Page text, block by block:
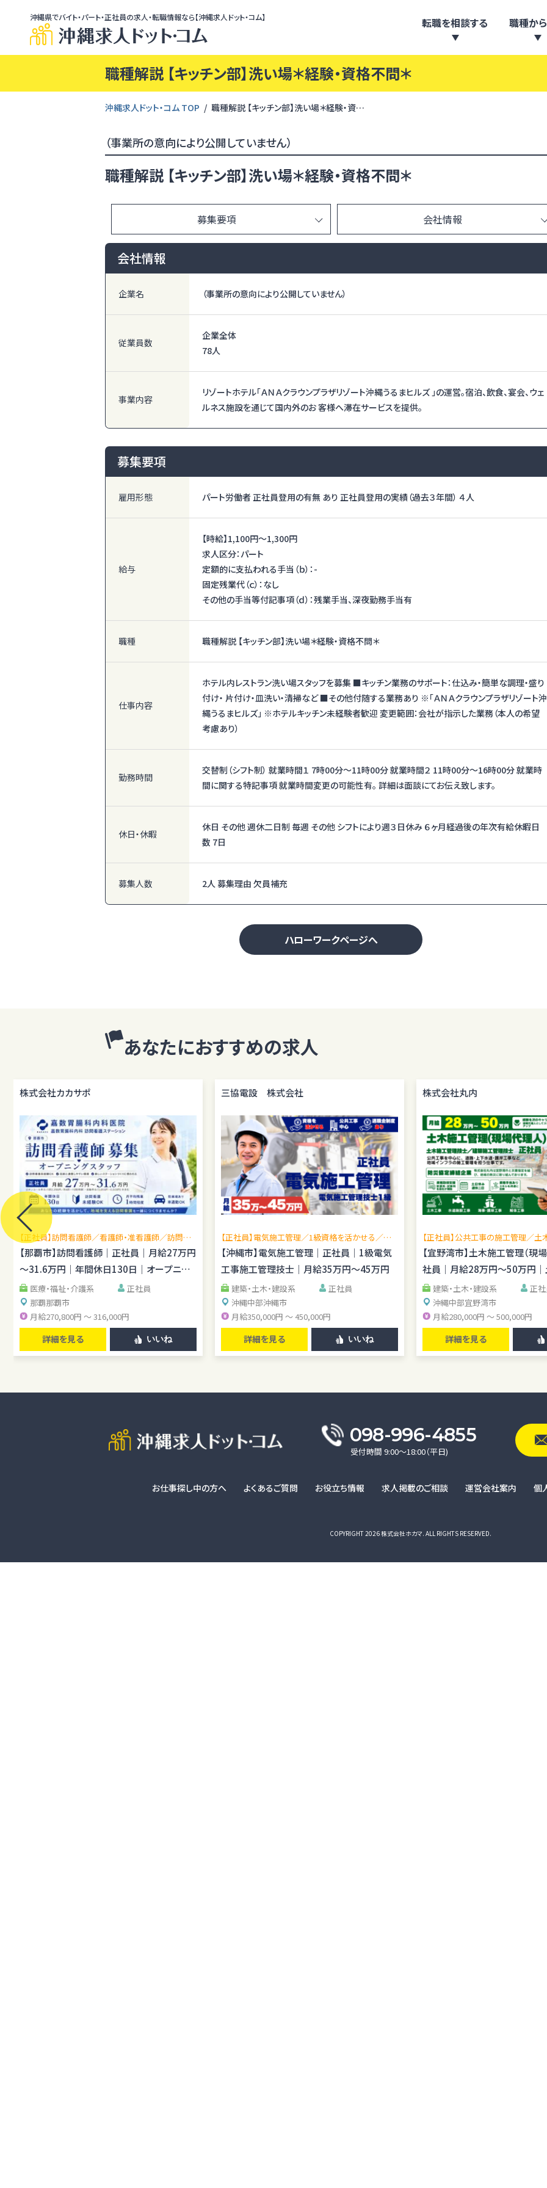
沖縄県でバイト・パート・正社員の求人・転職情報なら【沖縄求人ドット・コム】 転職を相談する 職種か
職種解説 【キッチン部】洗い場＊経験・資格不問＊
沖縄求人ドット・コム TOP 職種解説 【キッチン部】洗い場＊経験・資…
（事業所の意向により公開していません）
職種解説 【キッチン部】洗い場＊経験・資格不問＊
募集要項 会社情報
会社情報
企業名 （事業所の意向により公開していません）
従業員数
企業全体
78人
事業内容
リゾートホテル「ＡＮＡクラウンプラザリゾート沖縄うるまヒルズ 」の運営。宿泊、飲食、宴会、ウェ
ルネス施設を通じて国内外のお 客様へ滞在サービスを提供。
募集要項
雇用形態 パート労働者 正社員登用の有無 あり 正社員登用の実績（過去３年間） ４人
給与
【時給】1,100円〜1,300円
求人区分：パート
定額的に支払われる手当（ｂ）：-
固定残業代（ｃ）：なし
その他の手当等付記事項（ｄ）：残業手当、深夜勤務手当有
職種 職種解説 【キッチン部】洗い場＊経験・資格不問＊
仕事内容
ホテル内レストラン洗い場スタッフを募集 ■キッチン業務のサポート：仕込み・簡単な調理・盛り
付け・ 片付け・皿洗い・清掃など ■その他付随する業務あり ※「ＡＮＡクラウンプラザリゾート沖
縄うるまヒルズ」 ※ホテルキッチン未経験者歓迎 変更範囲：会社が指示した業務（本人の希望
考慮あり）
勤務時間
交替制（シフト制） 就業時間１ 7時00分〜11時00分 就業時間２ 11時00分〜16時00分 就業時
間に関する特記事項 就業時間変更の可能性有。 詳細は面談にてお伝え致します。
休日・休暇
休日 その他 週休二日制 毎週 その他 シフトにより週３日休み ６ヶ月経過後の年次有給休暇日
数 7日
募集人数 2人 募集理由 欠員補充
ハローワークページへ
あなたにおすすめの求人
株式会社カカサポ
【正社員】訪問看護師／看護師・准看護師／訪問看
護未経験OK／月平均残業1時間程度／駐車場あり
【那覇市】訪問看護師｜正社員｜月給27万円
～31.6万円｜年間休日130日｜オープニン
グスタッフ
医療・福祉・介護系
正社員
那覇那覇市
月給270,800円 ～ 316,000円
詳細を見る いいね
三協電設 株式会社
【正社員】電気施工管理／1級資格を活かせる／現
場管理経験を広げられる／公共工事中心／転勤な
し
【沖縄市】電気施工管理｜正社員｜1級電気
工事施工管理技士｜月給35万円～45万円
建築・土木・建設系
正社員
沖縄中部沖縄市
月給350,000円 ～ 450,000円
詳細を見る いいね
株式会社丸内
【正社員】公共工事の施工管理／土
理技士歓迎／賞与年2回／無料駐
管理経験を活かせる
【宜野湾市】土木施工管理（現
社員｜月給28万円～50万円
資格手当あり
建築・土木・建設系
正
沖縄中部宜野湾市
月給280,000円 ～ 500,000円
詳細を見る
098-996-4855
受付時間 9:00〜18:00（平日)
お仕事探し中の方へ よくあるご質問 お役立ち情報 求人掲載のご相談 運営会社案内 個
COPYRIGHT 2026 株式会社ホカマ. ALL RIGHTS RESERVED.